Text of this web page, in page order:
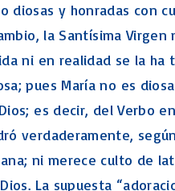
diosas y honradas con
la Santísima Virgen
ni en realidad se la ha
pues María no es
es decir, del Verbo
verdaderamente,
ni merece culto de
La supuesta